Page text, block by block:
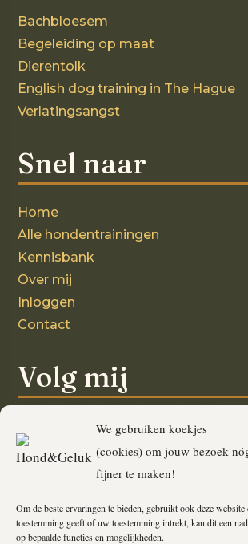
We gebruiken koekjes
(cookies) om jouw bezoek
fijner te maken!
Om de beste ervaringen te bieden, gebruikt ook deze
toestemming geeft of uw toestemming intrekt, kan dit een
op bepaalde functies en mogelijkheden.
Bachbloesem
Begeleiding op maat
Dierentolk
English dog training in The Hague
Verlatingsangst
Snel naar
Home
Alle hondentrainingen
Kennisbank
Over mij
Inloggen
Contact
Volg mij
Ook interessant!
Kaartjes met een verhaal